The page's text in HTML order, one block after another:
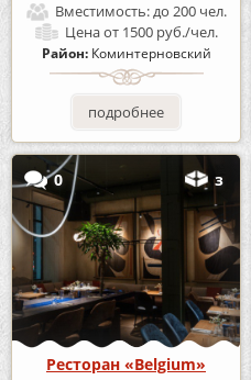
Вместимость:до 200 чел.
Ценаот 1500 руб./чел.
Район: Коминтерновский
подробнее
0 з
Ресторан «Belgium»